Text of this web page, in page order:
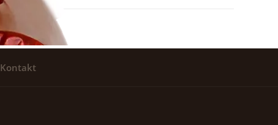
Kontakt